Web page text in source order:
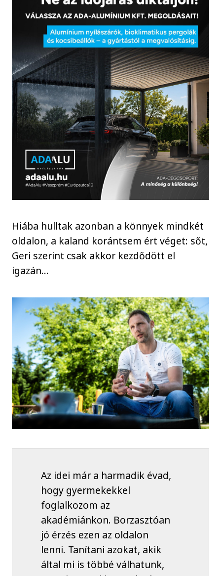
Hiába hulltak azonban a könnyek mindkét
oldalon, a kaland korántsem ért véget: sőt,
Geri szerint csak akkor kezdődött el
igazán...
Az idei már a harmadik évad,
hogy gyermekekkel
foglalkozom az
akadémiánkon. Borzasztóan
jó érzés ezen az oldalon
lenni. Tanítani azokat, akik
által mi is többé válhatunk,